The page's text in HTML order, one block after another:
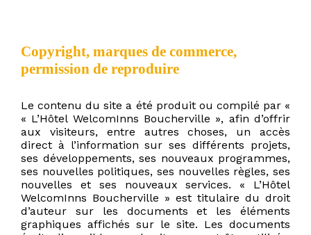
Copyright, marques de commerce,
permission de reproduire
Le contenu du site a été produit ou compilé par «
« L’Hôtel WelcomInns Boucherville », afin d’offrir
aux visiteurs, entre autres choses, un accès
direct à l’information sur ses différents projets,
ses développements, ses nouveaux programmes,
ses nouvelles politiques, ses nouvelles règles, ses
nouvelles et ses nouveaux services. « L’Hôtel
WelcomInns Boucherville » est titulaire du droit
d’auteur sur les documents et les éléments
graphiques affichés sur le site. Les documents